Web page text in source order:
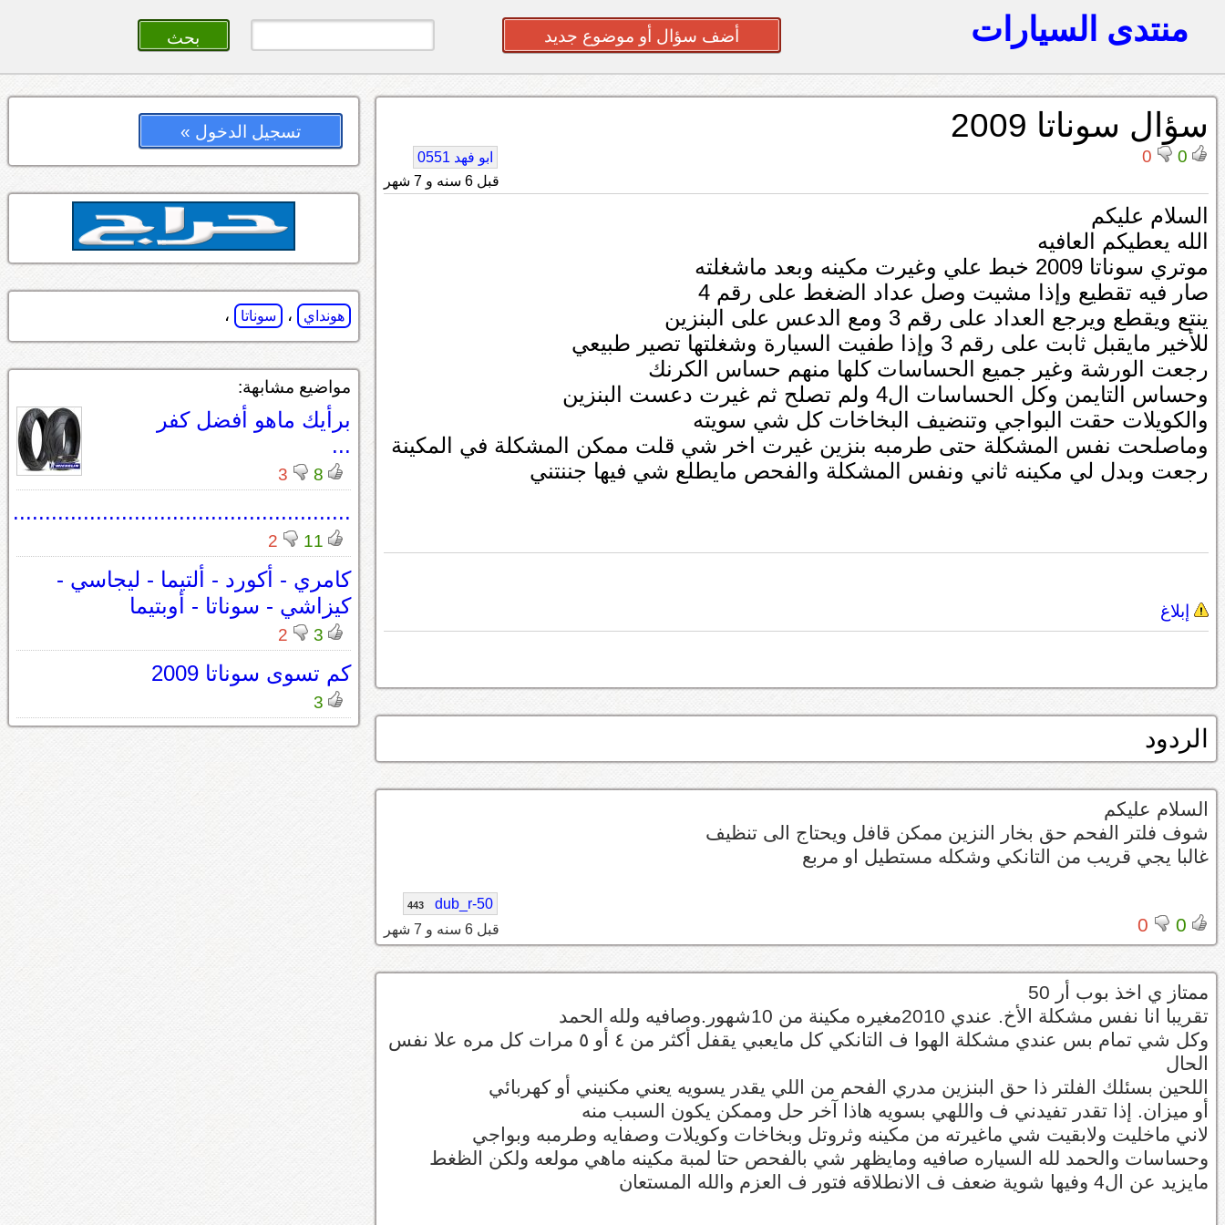
منتدى السيارات أضف سؤال أو موضوع جديد
سؤال سوناتا 2009
0
0
ابو فهد 0551
قبل 6 سنه و 7 شهر
السلام عليكم
الله يعطيكم العافيه
موتري سوناتا 2009 خبط علي وغيرت مكينه وبعد ماشغلته
صار فيه تقطيع وإذا مشيت وصل عداد الضغط على رقم 4
ينتع ويقطع ويرجع العداد على رقم 3 ومع الدعس على البنزين
للأخير مايقبل ثابت على رقم 3 وإذا طفيت السيارة وشغلتها تصير طبيعي
رجعت الورشة وغير جميع الحساسات كلها منهم حساس الكرنك
وحساس التايمن وكل الحساسات ال4 ولم تصلح ثم غيرت دعست البنزين
والكويلات حقت البواجي وتنضيف البخاخات كل شي سويته
وماصلحت نفس المشكلة حتى طرمبه بنزين غيرت اخر شي قلت ممكن المشكلة في المكينة
رجعت وبدل لي مكينه ثاني ونفس المشكلة والفحص مايطلع شي فيها جننتني
إبلاغ
الردود
السلام عليكم
شوف فلتر الفحم حق بخار النزين ممكن قافل ويحتاج الى تنظيف
غالبا يجي قريب من التانكي وشكله مستطيل او مربع
0
0
dub_r-50
443
قبل 6 سنه و 7 شهر
ممتاز ي اخذ بوب أر 50
تقريبا انا نفس مشكلة الأخ. عندي 2010مغيره مكينة من 10شهور.وصافيه ولله الحمد
وكل شي تمام بس عندي مشكلة الهوا ف التانكي كل مايعبي يقفل أكثر من ٤ أو ٥ مرات كل مره علا نفس
الحال
اللحين بسئلك الفلتر ذا حق البنزين مدري الفحم من اللي يقدر يسويه يعني مكنيني أو كهربائي
أو ميزان. إذا تقدر تفيدني ف واللهي بسويه هاذا آخر حل وممكن يكون السبب منه
لاني ماخليت ولابقيت شي ماغيرته من مكينه وثروتل وبخاخات وكويلات وصفايه وطرمبه وبواجي
وحساسات والحمد لله السياره صافيه ومايظهر شي بالفحص حتا لمبة مكينه ماهي مولعه ولكن الظغط
مايزيد عن ال4 وفيها شوية ضعف ف الانطلاقه فتور ف العزم والله المستعان
تسجيل الدخول »
هونداي ، سوناتا ،
مواضيع مشابهة:
برأيك ماهو أفضل كفر
...
8
3
.....................................................
11
2
كامري - أكورد - ألتيما - ليجاسي -
كيزاشي - سوناتا - أوبتيما
3
2
كم تسوى سوناتا 2009
3